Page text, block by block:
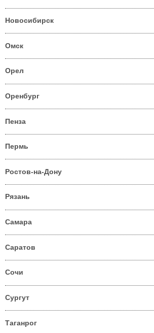
Новосибирск
Омск
Орел
Оренбург
Пенза
Пермь
Ростов-на-Дону
Рязань
Самара
Саратов
Сочи
Сургут
Таганрог